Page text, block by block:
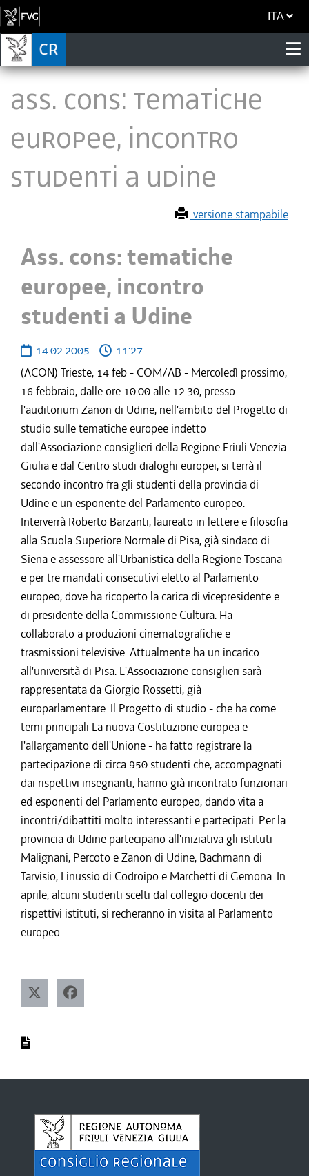
ITA
Ass. cons: tematiche
europee, incontro
studenti a Udine
versione stampabile
Ass. cons: tematiche
europee, incontro
studenti a Udine
14.02.2005
11:27
(ACON) Trieste, 14 feb - COM/AB - Mercoledì prossimo,
16 febbraio, dalle ore 10.00 alle 12.30, presso
l'auditorium Zanon di Udine, nell'ambito del Progetto di
studio sulle tematiche europee indetto
dall'Associazione consiglieri della Regione Friuli Venezia
Giulia e dal Centro studi dialoghi europei, si terrà il
secondo incontro fra gli studenti della provincia di
Udine e un esponente del Parlamento europeo.
Interverrà Roberto Barzanti, laureato in lettere e filosofia
alla Scuola Superiore Normale di Pisa, già sindaco di
Siena e assessore all'Urbanistica della Regione Toscana
e per tre mandati consecutivi eletto al Parlamento
europeo, dove ha ricoperto la carica di vicepresidente e
di presidente della Commissione Cultura. Ha
collaborato a produzioni cinematografiche e
trasmissioni televisive. Attualmente ha un incarico
all'università di Pisa. L'Associazione consiglieri sarà
rappresentata da Giorgio Rossetti, già
europarlamentare. Il Progetto di studio - che ha come
temi principali La nuova Costituzione europea e
l'allargamento dell'Unione - ha fatto registrare la
partecipazione di circa 950 studenti che, accompagnati
dai rispettivi insegnanti, hanno già incontrato funzionari
ed esponenti del Parlamento europeo, dando vita a
incontri/dibattiti molto interessanti e partecipati. Per la
provincia di Udine partecipano all'iniziativa gli istituti
Malignani, Percoto e Zanon di Udine, Bachmann di
Tarvisio, Linussio di Codroipo e Marchetti di Gemona. In
aprile, alcuni studenti scelti dal collegio docenti dei
rispettivi istituti, si recheranno in visita al Parlamento
europeo.